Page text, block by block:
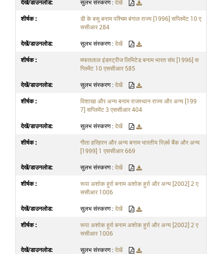
सुलभ संस्करण : देखें
डी के बसु बनाम पश्चिम बंगाल राज्य [1996] सप्लिमेंट 10 ए
ससीआर 284
सुलभ संस्करण :देखें
मफतलाल इंडस्ट्रीज लिमिटेड बनाम भारत संघ [1996] स
प्लिमेंट 10 एससीआर 585
सुलभ संस्करण : देखें
विशाखा और अन्य बनाम राजस्थान राज्य और अन्य [199
7] सप्लिमेंट 3 एससीआर 404
सुलभ संस्करण :देखें
गीता हरिहरन और अन्य बनाम भारतीय रिज़र्व बैंक और अन्य
[1999] 1 एससीआर 669
सुलभ संस्करण : देखें
रूपा अशोक हुर्रा बनाम अशोक हुर्रा और अन्य [2002] 2 ए
ससीआर 1006
सुलभ संस्करण :देखें
रूपा अशोक हुर्रा बनाम अशोक हुर्रा और अन्य [2002] 2 ए
ससीआर 1006
सुलभ संस्करण : देखें